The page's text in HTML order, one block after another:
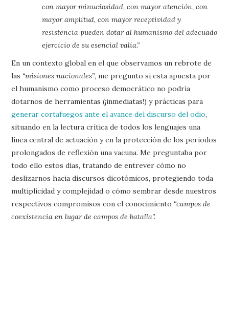
con mayor minuciosidad, con mayor atención, con
mayor amplitud, con mayor receptividad y
resistencia pueden dotar al humanismo del adecuado
ejercicio de su esencial valía.”
En un contexto global en el que observamos un rebrote de
las “misiones nacionales”, me pregunto si esta apuesta por
el humanismo como proceso democrático no podría
dotarnos de herramientas (¡inmediatas!) y prácticas para
generar cortafuegos ante el avance del discurso del odio,
situando en la lectura crítica de todos los lenguajes una
línea central de actuación y en la protección de los periodos
prolongados de reflexión una vacuna. Me preguntaba por
todo ello estos días, tratando de entrever cómo no
deslizarnos hacia discursos dicotómicos, protegiendo toda
multiplicidad y complejidad o cómo sembrar desde nuestros
respectivos compromisos con el conocimiento “campos de
coexistencia en lugar de campos de batalla”.